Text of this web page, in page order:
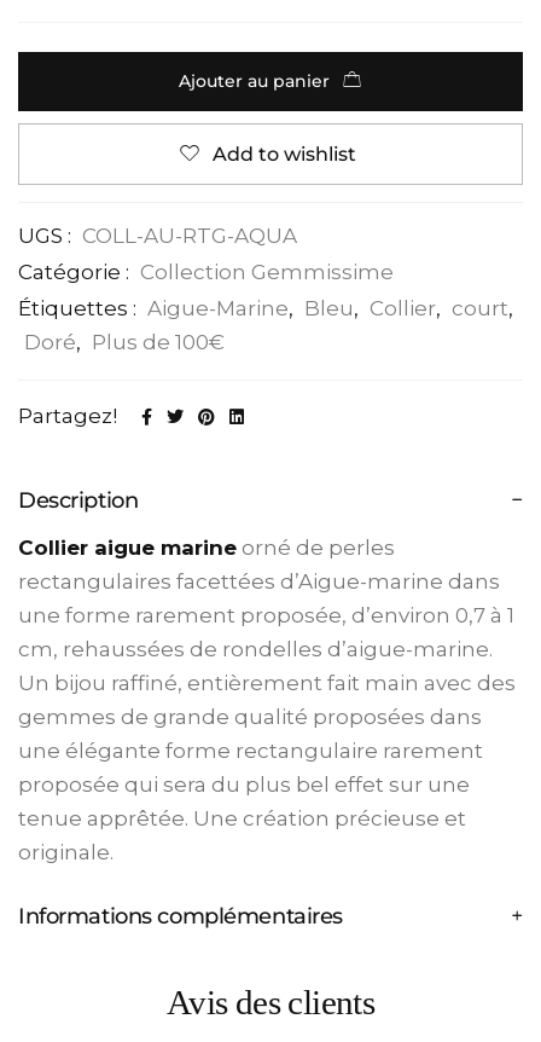
Ajouter au panier
Add to wishlist
UGS : COLL-AU-RTG-AQUA
Catégorie : Collection Gemmissime
Étiquettes : Aigue-Marine, Bleu, Collier, court,
Doré, Plus de 100€
Partagez!
Description
Collier aigue marine orné de perles
rectangulaires facettées d’Aigue-marine dans
une forme rarement proposée, d’environ 0,7 à 1
cm, rehaussées de rondelles d’aigue-marine.
Un bijou raffiné, entièrement fait main avec des
gemmes de grande qualité proposées dans
une élégante forme rectangulaire rarement
proposée qui sera du plus bel effet sur une
tenue apprêtée. Une création précieuse et
originale.
Informations complémentaires
Avis des clients